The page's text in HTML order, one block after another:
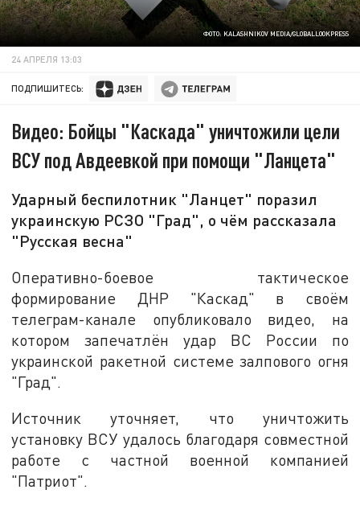
ФОТО: KALASHNIKOV MEDIA/GLOBALLOOKPRESS
24 АПРЕЛЯ 13:03
ПОДПИШИТЕСЬ:
Видео: Бойцы "Каскада" уничтожили цели
ВСУ под Авдеевкой при помощи "Ланцета"
Ударный беспилотник "Ланцет" поразил
украинскую РСЗО "Град", о чём рассказала
"Русская весна"
Оперативно-боевое тактическое
формирование ДНР "Каскад" в своём
телеграм-канале опубликовало видео, на
котором запечатлён удар ВС России по
украинской ракетной системе залпового огня
"Град".
Источник уточняет, что уничтожить
установку ВСУ удалось благодаря совместной
работе с частной военной компанией
"Патриот".